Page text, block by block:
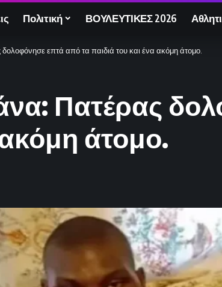
Πολιτική ΒΟΥΛΕΥΤΙΚΕΣ 2026
επτά από τα παιδιά του και ένα ακόμη άτομο.
Πατέρας
άτομο.